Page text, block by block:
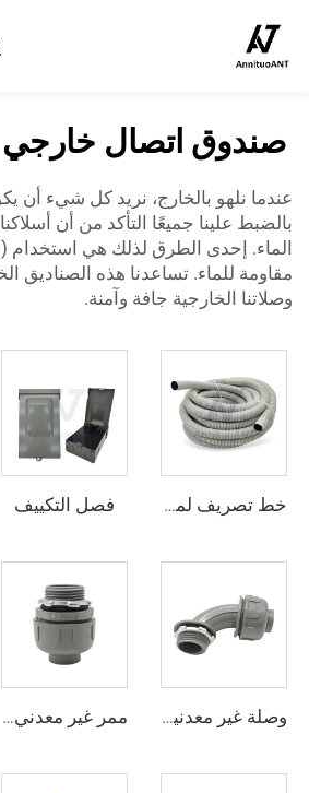
صندوق اتصال خارجي
عندما نلهو بالخارج، نريد كل شيء أن
بالضبط علينا جميعًا التأكد من أن
الماء. إحدى الطرق لذلك هي استخدام
مقاومة للماء. تساعدنا هذه الصناديق
وصلاتنا الخارجية جافة وآمنة.
خط تصريف لمكيفات الهواء فصل التكييف
وصلة غير معدنية مقاومة للسوائل بزاوية 90 درجة ممر غير معدني مقاوم للسوائل مستقيم